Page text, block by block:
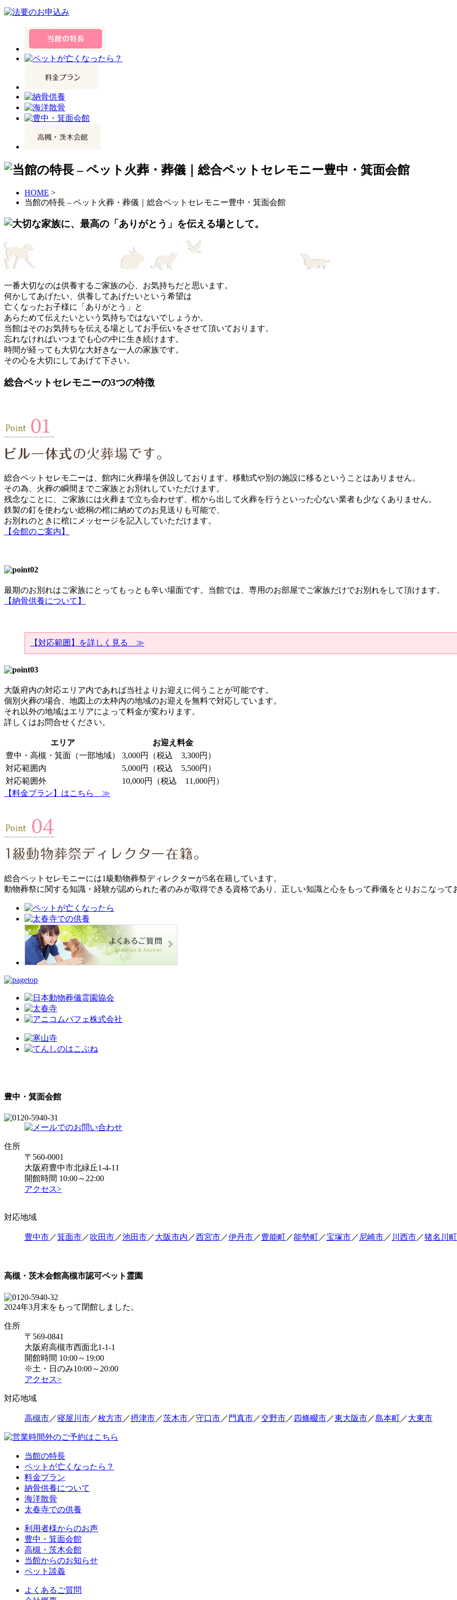
HOME >
当館の特長 – ペット火葬・葬儀｜総合ペットセレモニー豊中・箕面会館
一番大切なのは供養するご家族の心、お気持ちだと思います。
何かしてあげたい、供養してあげたいという希望は
亡くなったお子様に「ありがとう」と
あらためて伝えたいという気持ちではないでしょうか。
当館はそのお気持ちを伝える場としてお手伝いをさせて頂いております。
忘れなければいつまでも心の中に生き続けます。
時間が経っても大切な大好きな一人の家族です。
その心を大切にしてあげて下さい。
総合ペットセレモニーの3つの特徴
総合ペットセレモ二ーは、館内に火葬場を併設しております。移動式や別の施設に移るということはありません。
その為、火葬の瞬間までご家族とお別れしていただけます。
残念なことに、ご家族には火葬まで立ち会わせず、棺から出して火葬を行うといった心ない業者も少なくありません。
鉄製の釘を使わない総桐の棺に納めてのお見送りも可能で、
お別れのときに棺にメッセージを記入していただけます。
【会館のご案内】
最期のお別れはご家族にとってもっとも辛い場面です。当館では、専用のお部屋でご家族だけでお別れをして頂けます。
【納骨供養について】
【対応範囲】を詳しく見る ≫
大阪府内の対応エリア内であれば当社よりお迎えに伺うことが可能です。
個別火葬の場合、地図上の太枠内の地域のお迎えを無料で対応しています。
それ以外の地域はエリアによって料金が変わります。
詳しくはお問合せください。
エリア
お迎え料金
豊中・高槻・箕面（一部地域）
3,000円（税込 3,300円）
対応範囲内
5,000円（税込 5,500円）
対応範囲外
10,000円（税込 11,000円）
【料金プラン】はこちら ≫
総合ペットセレモニーには1級動物葬祭ディレクターが5名在籍しています。
動物葬祭に関する知識・経験が認められた者のみが取得できる資格であり、正しい知識と心をもって葬儀をとりおこなって
豊中・箕面会館
住所
〒560-0001
大阪府豊中市北緑丘1-4-11
開館時間 10:00～22:00
アクセス>
対応地域
豊中市／箕面市／吹田市／池田市／大阪市内 ／西宮市／伊丹市／豊能町／能勢町／宝塚市／ 尼崎市／ 川西市／猪名川町
高槻・茨木会館高槻市認可ペット霊園
2024年3月末をもって閉館しました。
住所
〒569-0841
大阪府高槻市西面北1-1-1
開館時間 10:00～19:00
※土・日のみ10:00～20:00
アクセス>
対応地域
高槻市／寝屋川市／枚方市／摂津市／茨木市／守口市／ 門真市／交野市／ 四條畷市／東大阪市／島本町／大東市
当館の特長
ペットが亡くなったら？
料金プラン
納骨供養について
海洋散骨
太春寺での供養
利用者様からのお声
豊中・箕面会館
高槻・茨木会館
当館からのお知らせ
ペット談義
よくあるご質問